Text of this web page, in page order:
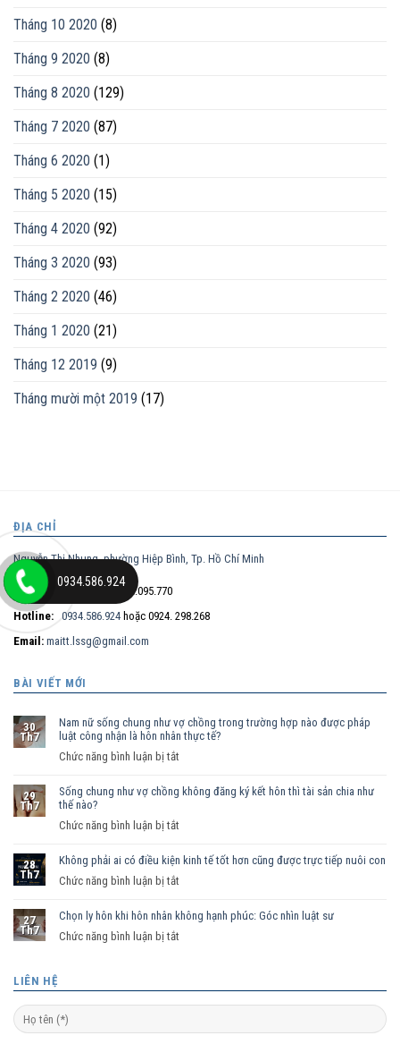
Tháng 10 2020 (8)
Tháng 9 2020 (8)
Tháng 8 2020 (129)
Tháng 7 2020 (87)
Tháng 6 2020 (1)
Tháng 5 2020 (15)
Tháng 4 2020 (92)
Tháng 3 2020 (93)
Tháng 2 2020 (46)
Tháng 1 2020 (21)
Tháng 12 2019 (9)
Tháng mười một 2019 (17)
ĐỊA CHỈ
Nguyễn Thị Nhung, phường Hiệp Bình, Tp. Hồ Chí Minh
Điện thoại trực tiếp:
0932.095.770
Hotline: 0934.586.924 hoặc 0924. 298.268
Email: maitt.lssg@gmail.com
BÀI VIẾT MỚI
30
Th7
Nam nữ sống chung như vợ chồng trong trường hợp nào được pháp
luật công nhận là hôn nhân thực tế?
Chức năng bình luận bị tắt
nữ
vợ
trường
pháp
luật
29
Th7
Sống chung như vợ chồng không đăng ký kết hôn thì tài sản chia như
thế nào?
Chức năng bình luận bị tắt
chung
chồng
hôn
28
Th7
Không phải ai có điều kiện kinh tế tốt hơn cũng được trực tiếp nuôi con
Chức năng bình luận bị tắt
phải
kiện
kinh
27
Th7
Chọn ly hôn khi hôn nhân không hạnh phúc: Góc nhìn luật sư
Chức năng bình luận bị tắt
hôn
khi
LIÊN HỆ
0934.586.924